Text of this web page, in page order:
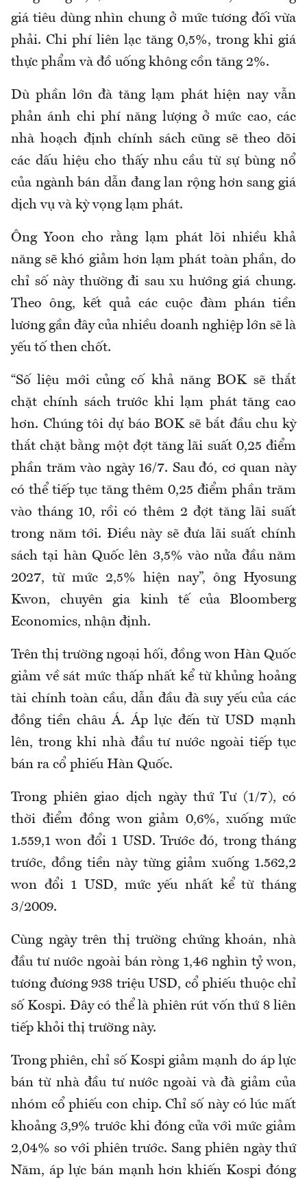
giá tiêu dùng nhìn chung ở mức tương đối vừa
phải. Chi phí liên lạc tăng 0,5%, trong khi giá
thực phẩm và đồ uống không cồn tăng 2%.
Dù phần lớn đà tăng lạm phát hiện nay vẫn
phản ánh chi phí năng lượng ở mức cao, các
nhà hoạch định chính sách cũng sẽ theo dõi
các dấu hiệu cho thấy nhu cầu từ sự bùng nổ
của ngành bán dẫn đang lan rộng hơn sang giá
dịch vụ và kỳ vọng lạm phát.
Ông Yoon cho rằng lạm phát lõi nhiều khả
năng sẽ khó giảm hơn lạm phát toàn phần, do
chỉ số này thường đi sau xu hướng giá chung.
Theo ông, kết quả các cuộc đàm phán tiền
lương gần đây của nhiều doanh nghiệp lớn sẽ là
yếu tố then chốt.
“Số liệu mới củng cố khả năng BOK sẽ thắt
chặt chính sách trước khi lạm phát tăng cao
hơn. Chúng tôi dự báo BOK sẽ bắt đầu chu kỳ
thắt chặt bằng một đợt tăng lãi suất 0,25 điểm
phần trăm vào ngày 16/7. Sau đó, cơ quan này
có thể tiếp tục tăng thêm 0,25 điểm phần trăm
vào tháng 10, rồi có thêm 2 đợt tăng lãi suất
trong năm tới. Điều này sẽ đưa lãi suất chính
sách tại hàn Quốc lên 3,5% vào nửa đầu năm
2027, từ mức 2,5% hiện nay”, ông Hyosung
Kwon, chuyên gia kinh tế của Bloomberg
Economics, nhận định.
Trên thị trường ngoại hối, đồng won Hàn Quốc
giảm về sát mức thấp nhất kể từ khủng hoảng
tài chính toàn cầu, dẫn đầu đà suy yếu của các
đồng tiền châu Á. Áp lực đến từ USD mạnh
lên, trong khi nhà đầu tư nước ngoài tiếp tục
bán ra cổ phiếu Hàn Quốc.
Trong phiên giao dịch ngày thứ Tư (1/7), có
thời điểm đồng won giảm 0,6%, xuống mức
1.559,1 won đổi 1 USD. Trước đó, trong tháng
trước, đồng tiền này từng giảm xuống 1.562,2
won đổi 1 USD, mức yếu nhất kể từ tháng
3/2009.
Cùng ngày trên thị trường chứng khoán, nhà
đầu tư nước ngoài bán ròng 1,46 nghìn tỷ won,
tương đương 938 triệu USD, cổ phiếu thuộc chỉ
số Kospi. Đây có thể là phiên rút vốn thứ 8 liên
tiếp khỏi thị trường này.
Trong phiên, chỉ số Kospi giảm mạnh do áp lực
bán từ nhà đầu tư nước ngoài và đà giảm của
nhóm cổ phiếu con chip. Chỉ số này có lúc mất
khoảng 3,9% trước khi đóng cửa với mức giảm
2,04% so với phiên trước. Sang phiên ngày thứ
Năm, áp lực bán mạnh hơn khiến Kospi đóng